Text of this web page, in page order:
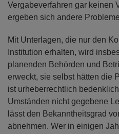
Vergabeverfahren gar keinen
ergeben sich andere
Mit Unterlagen, die nur den
Institution erhalten, wird
planenden Behörden und
erweckt, sie selbst hätten die
ist urheberrechtlich
Umständen nicht gegebene
lässt den Bekanntheitsgrad
abnehmen. Wer in einigen